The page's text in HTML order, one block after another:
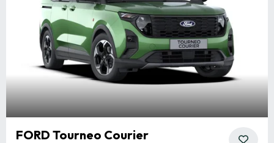
FORD Tourneo Courier